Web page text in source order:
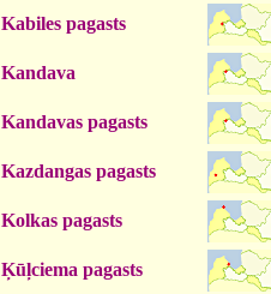
Kabiles pagasts
Kandava
Kandavas pagasts
Kazdangas pagasts
Kolkas pagasts
Ķūļciema pagasts